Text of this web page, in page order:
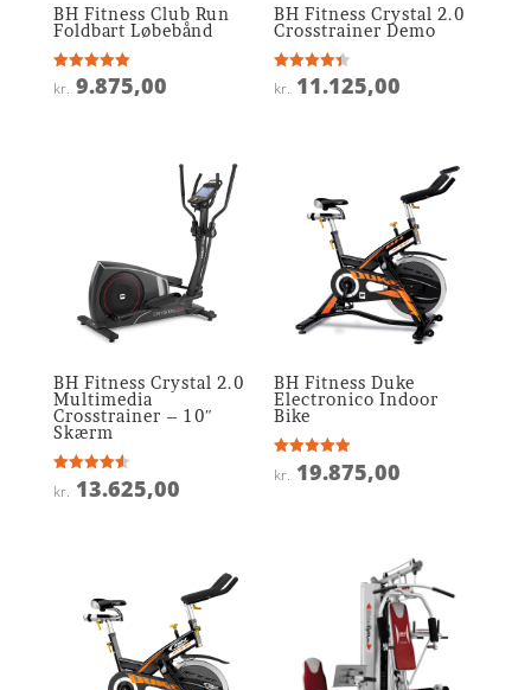
BH Fitness Club Run
Foldbart Løbebånd
Vurderet
5
kr. 9.875,00
BH Fitness Crystal 2.0
Crosstrainer Demo
Vurderet
4.4
kr. 11.125,00
BH Fitness Crystal 2.0
Multimedia
Crosstrainer – 10″
Skærm
Vurderet
4.6
kr. 13.625,00
BH Fitness Duke
Electronico Indoor
Bike
Vurderet
4.9
kr. 19.875,00